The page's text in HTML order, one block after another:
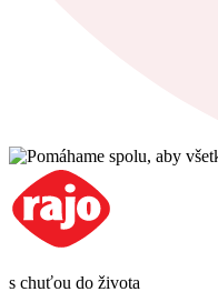
s chuťou do života